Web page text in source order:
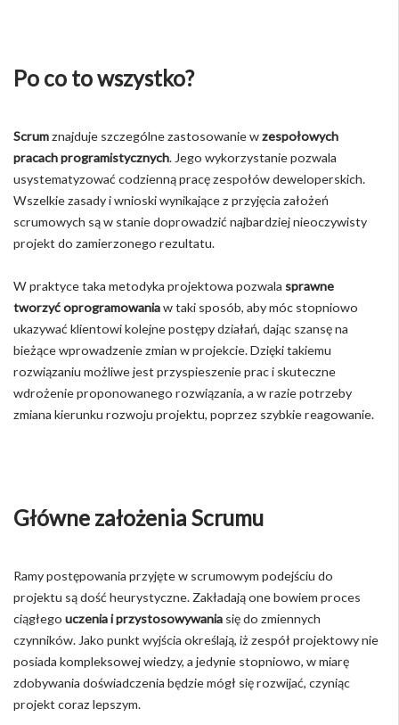
Po co to wszystko?
Scrumznajduje szczególne zastosowanie wzespołowych
pracach programistycznych. Jego wykorzystanie pozwala
usystematyzować codzienną pracę zespołów deweloperskich.
Wszelkie zasady i wnioski wynikające z przyjęcia założeń
scrumowych są w stanie doprowadzić najbardziej nieoczywisty
projekt do zamierzonego rezultatu.
W praktyce taka metodyka projektowa pozwala sprawne
tworzyć oprogramowaniaw taki sposób, aby móc stopniowo
ukazywać klientowi kolejne postępy działań, dając szansę na
bieżące wprowadzenie zmian w projekcie. Dzięki takiemu
rozwiązaniu możliwe jest przyspieszenie prac i skuteczne
wdrożenie proponowanego rozwiązania, a w razie potrzeby
zmiana kierunku rozwoju projektu, poprzez szybkie reagowanie.
Główne założenia Scrumu
Ramy postępowania przyjęte w scrumowym podejściu do
projektu są dość heurystyczne. Zakładają one bowiem proces
ciągłego uczenia i przystosowywania się do zmiennych
czynników. Jako punkt wyjścia określają, iż zespół projektowy nie
posiada kompleksowej wiedzy, a jedynie stopniowo, w miarę
zdobywania doświadczenia będzie mógł się rozwijać, czyniąc
projekt coraz lepszym.